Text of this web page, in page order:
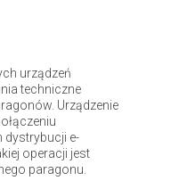
urządzeń
techniczne
Urządzenie
dystrybucji e-
operacji jest
paragonu.